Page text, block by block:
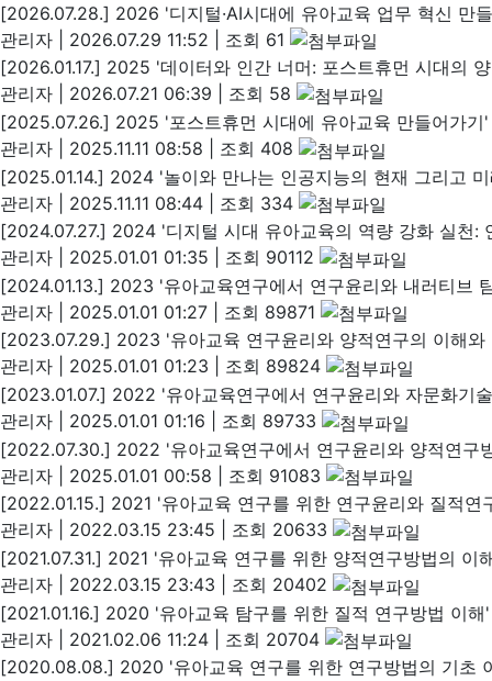
[2026.07.28.] 2026 '디지털·AI시대에 유아교육 업무 혁신 만
관리자
2026.07.29 11:52
조회 61
[2026.01.17.] 2025 '데이터와 인간 너머: 포스트휴먼 시대의
관리자
2026.07.21 06:39
조회 58
[2025.07.26.] 2025 '포스트휴먼 시대에 유아교육 만들어가기
관리자
2025.11.11 08:58
조회 408
[2025.01.14.] 2024 '놀이와 만나는 인공지능의 현재 그리고
관리자
2025.11.11 08:44
조회 334
[2024.07.27.] 2024 '디지털 시대 유아교육의 역량 강화 실천:
관리자
2025.01.01 01:35
조회 90112
[2024.01.13.] 2023 '유아교육연구에서 연구윤리와 내러티브
관리자
2025.01.01 01:27
조회 89871
[2023.07.29.] 2023 '유아교육 연구윤리와 양적연구의 이해와
관리자
2025.01.01 01:23
조회 89824
[2023.01.07.] 2022 '유아교육연구에서 연구윤리와 자문화기
관리자
2025.01.01 01:16
조회 89733
[2022.07.30.] 2022 '유아교육연구에서 연구윤리와 양적연구
관리자
2025.01.01 00:58
조회 91083
[2022.01.15.] 2021 '유아교육 연구를 위한 연구윤리와 질적연
관리자
2022.03.15 23:45
조회 20633
[2021.07.31.] 2021 '유아교육 연구를 위한 양적연구방법의 이
관리자
2022.03.15 23:43
조회 20402
[2021.01.16.] 2020 '유아교육 탐구를 위한 질적 연구방법 이해
관리자
2021.02.06 11:24
조회 20704
[2020.08.08.] 2020 '유아교육 연구를 위한 연구방법의 기초